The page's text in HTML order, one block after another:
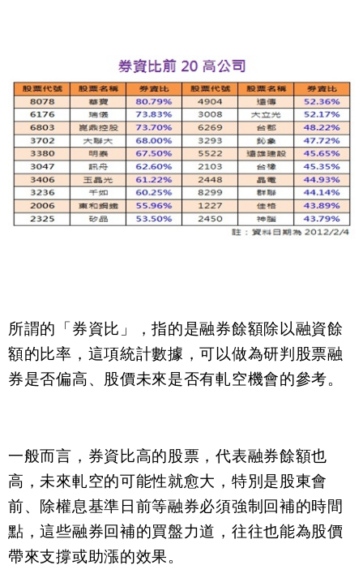
所謂的「券資比」，指的是融券餘額除以融資餘
額的比率，這項統計數據，可以做為研判股票融
券是否偏高、股價未來是否有軋空機會的參考。
一般而言，券資比高的股票，代表融券餘額也
高，未來軋空的可能性就愈大，特別是股東會
前、除權息基準日前等融券必須強制回補的時間
點，這些融券回補的買盤力道，往往也能為股價
帶來支撐或助漲的效果。